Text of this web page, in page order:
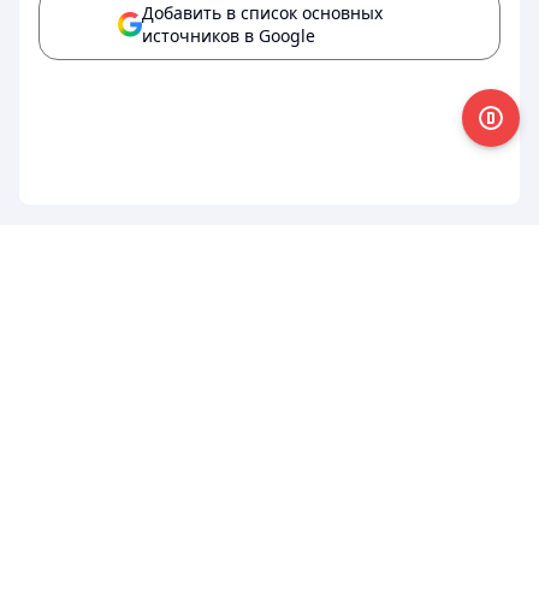
Добавить в список основных
источников в Google